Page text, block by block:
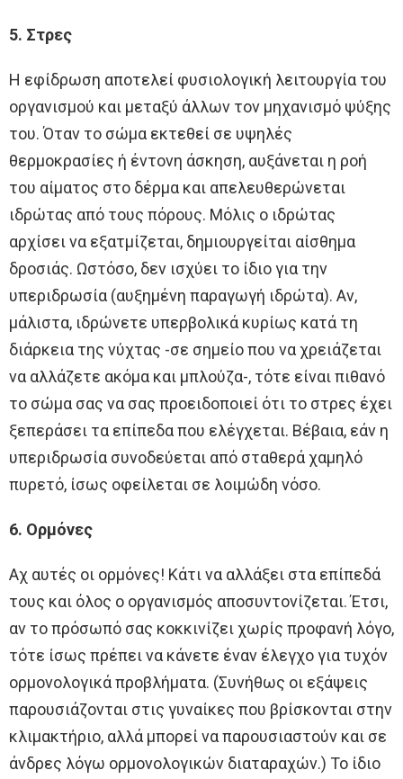
5. Στρες
Η εφίδρωση αποτελεί φυσιολογική λειτουργία του
οργανισμού και μεταξύ άλλων τον μηχανισμό ψύξης
του. Όταν το σώμα εκτεθεί σε υψηλές
θερμοκρασίες ή έντονη άσκηση, αυξάνεται η ροή
του αίματος στο δέρμα και απελευθερώνεται
ιδρώτας από τους πόρους. Μόλις ο ιδρώτας
αρχίσει να εξατμίζεται, δημιουργείται αίσθημα
δροσιάς. Ωστόσο, δεν ισχύει το ίδιο για την
υπεριδρωσία (αυξημένη παραγωγή ιδρώτα). Αν,
μάλιστα, ιδρώνετε υπερβολικά κυρίως κατά τη
διάρκεια της νύχτας -σε σημείο που να χρειάζεται
να αλλάζετε ακόμα και μπλούζα-, τότε είναι πιθανό
το σώμα σας να σας προειδοποιεί ότι το στρες έχει
ξεπεράσει τα επίπεδα που ελέγχεται. Βέβαια, εάν η
υπεριδρωσία συνοδεύεται από σταθερά χαμηλό
πυρετό, ίσως οφείλεται σε λοιμώδη νόσο.
6. Ορμόνες
Αχ αυτές οι ορμόνες! Κάτι να αλλάξει στα επίπεδά
τους και όλος ο οργανισμός αποσυντονίζεται. Έτσι,
αν το πρόσωπό σας κοκκινίζει χωρίς προφανή λόγο,
τότε ίσως πρέπει να κάνετε έναν έλεγχο για τυχόν
ορμονολογικά προβλήματα. (Συνήθως οι εξάψεις
παρουσιάζονται στις γυναίκες που βρίσκονται στην
κλιμακτήριο, αλλά μπορεί να παρουσιαστούν και σε
άνδρες λόγω ορμονολογικών διαταραχών.) Το ίδιο